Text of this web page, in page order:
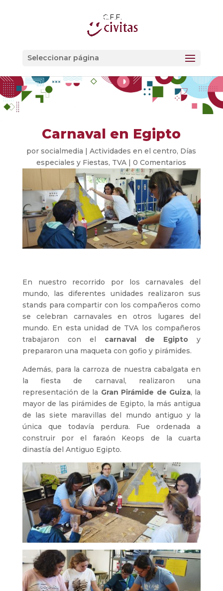
Seleccionar página
Carnaval en Egipto
porsocialmedia |Actividades en el centro, Días
especiales y Fiestas, TVA |0 Comentarios
En nuestro recorrido por los carnavales del
mundo, las diferentes unidades realizaron sus
stands para compartir con los compañeros como
se celebran carnavales en otros lugares del
mundo. En esta unidad de TVA los compañeros
trabajaron con el carnaval de Egipto y
prepararon una maqueta con gofio y pirámides.
Además, para la carroza de nuestra cabalgata en
la fiesta de carnaval, realizaron una
representación de la Gran Pirámide de Guiza, la
mayor de las pirámides de Egipto, la más antigua
de las siete maravillas del mundo antiguo y la
única que todavía perdura. Fue ordenada a
construir por el faraón Keops de la cuarta
dinastía del Antiguo Egipto.